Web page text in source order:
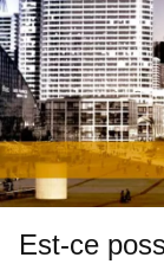
Est-ce